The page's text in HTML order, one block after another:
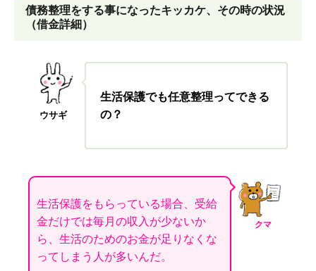
債務整理をする事になったキッカケ、その時の状況
（借金詳細）
ウサギ
生活保護でも任意整理ってできる
の？
クマ
生活保護をもらっている場合、受給
金だけでは毎月の収入が少ないか
ら、生活のためのお金が足りなくな
ってしまう人が多いんだ。